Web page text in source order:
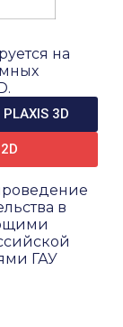
на
3D
в
ГАУ